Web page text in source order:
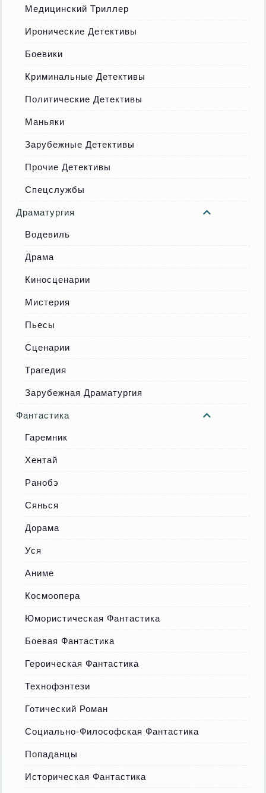
Медицинский Триллер
Иронические Детективы
Боевики
Криминальные Детективы
Политические Детективы
Маньяки
Зарубежные Детективы
Прочие Детективы
Спецслужбы
Драматургия
Водевиль
Драма
Киносценарии
Мистерия
Пьесы
Сценарии
Трагедия
Зарубежная Драматургия
Фантастика
Гаремник
Хентай
Ранобэ
Сянься
Дорама
Уся
Аниме
Космоопера
Юмористическая Фантастика
Боевая Фантастика
Героическая Фантастика
Технофэнтези
Готический Роман
Социально-Философская Фантастика
Попаданцы
Историческая Фантастика